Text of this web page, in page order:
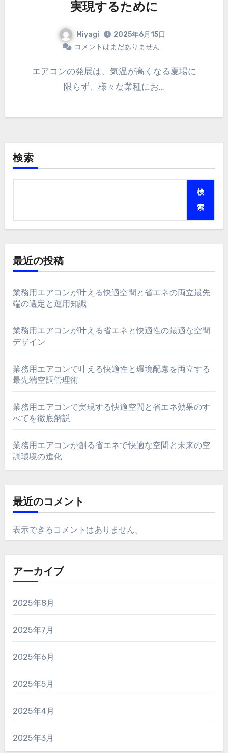
実現するために
Miyagi
2025年6月15日
コメントはまだありません
エアコンの発展は、気温が高くなる夏場に
限らず、様々な業種にお…
検索
検
索
最近の投稿
業務用エアコンが叶える快適空間と省エネの両立最先
端の選定と運用知識
業務用エアコンが叶える省エネと快適性の最適な空間
デザイン
業務用エアコンで叶える快適性と環境配慮を両立する
最先端空調管理術
業務用エアコンで実現する快適空間と省エネ効果のす
べてを徹底解説
業務用エアコンが創る省エネで快適な空間と未来の空
調環境の進化
最近のコメント
表示できるコメントはありません。
アーカイブ
2025年8月
2025年7月
2025年6月
2025年5月
2025年4月
2025年3月